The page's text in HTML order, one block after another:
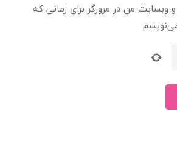
و وبسایت من در مرورگر برای زمانی که